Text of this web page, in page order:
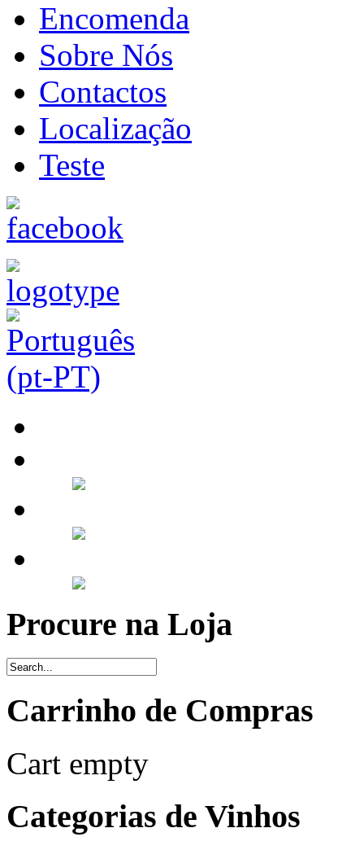
Encomenda
Sobre Nós
Contactos
Localização
Teste
Procure na Loja
Carrinho de Compras
Cart empty
Categorias de Vinhos